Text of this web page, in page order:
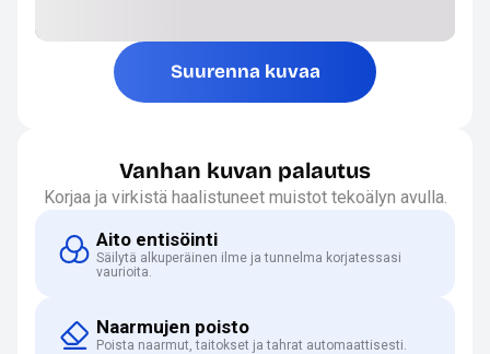
Suurenna kuvaa
Vanhan kuvan palautus
Korjaa ja virkistä haalistuneet muistot tekoälyn avulla.
Aito entisöinti
Säilytä alkuperäinen ilme ja tunnelma korjatessasi
vaurioita.
Naarmujen poisto
Poista naarmut, taitokset ja tahrat automaattisesti.